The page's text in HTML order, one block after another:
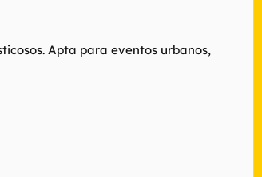
Apta para eventos urbanos,